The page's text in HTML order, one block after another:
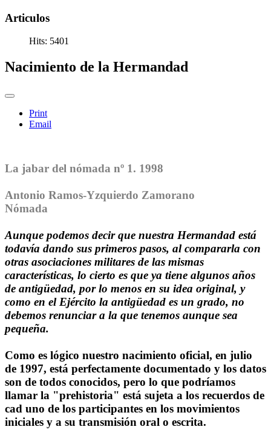
Articulos
Hits: 5401
Nacimiento de la Hermandad
Print
Email
La jabar del nómada nº 1. 1998
Antonio Ramos-Yzquierdo Zamorano
Nómada
Aunque podemos decir que nuestra Hermandad está
todavía dando sus primeros pasos, al compararla con
otras asociaciones militares de las mismas
características, lo cierto es que ya tiene algunos años
de antigüedad, por lo menos en su idea original, y
como en el Ejército la antigüedad es un grado, no
debemos renunciar a la que tenemos aunque sea
pequeña.
Como es lógico nuestro nacimiento oficial, en julio
de 1997, está perfectamente documentado y los datos
son de todos conocidos, pero lo que podríamos
llamar la "prehistoria" está sujeta a los recuerdos de
cad uno de los participantes en los movimientos
iniciales y a su transmisión oral o escrita.